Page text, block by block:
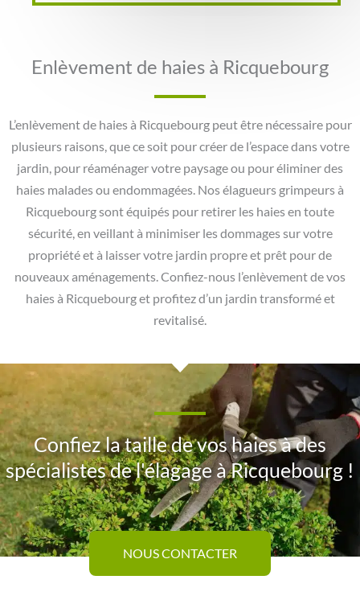
Enlèvement de haies à Ricquebourg
L’enlèvement de haies à Ricquebourg peut être nécessaire pour
plusieurs raisons, que ce soit pour créer de l’espace dans votre
jardin, pour réaménager votre paysage ou pour éliminer des
haies malades ou endommagées. Nos élagueurs grimpeurs à
Ricquebourg sont équipés pour retirer les haies en toute
sécurité, en veillant à minimiser les dommages sur votre
propriété et à laisser votre jardin propre et prêt pour de
nouveaux aménagements. Confiez-nous l’enlèvement de vos
haies à Ricquebourg et profitez d’un jardin transformé et
revitalisé.
Confiez la taille de vos haies à des
spécialistes de l'élagage à Ricquebourg !
NOUS CONTACTER